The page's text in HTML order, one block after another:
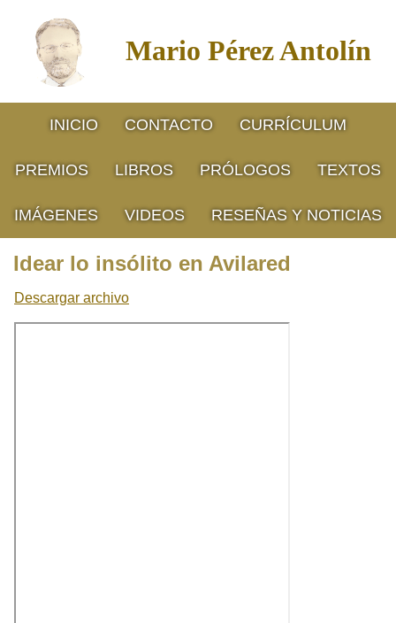
Mario Pérez Antolín
INICIO CONTACTO CURRÍCULUM
PREMIOS LIBROS PRÓLOGOS TEXTOS
IMÁGENES VIDEOS RESEÑAS Y NOTICIAS
Idear lo insólito en Avilared
Descargar archivo